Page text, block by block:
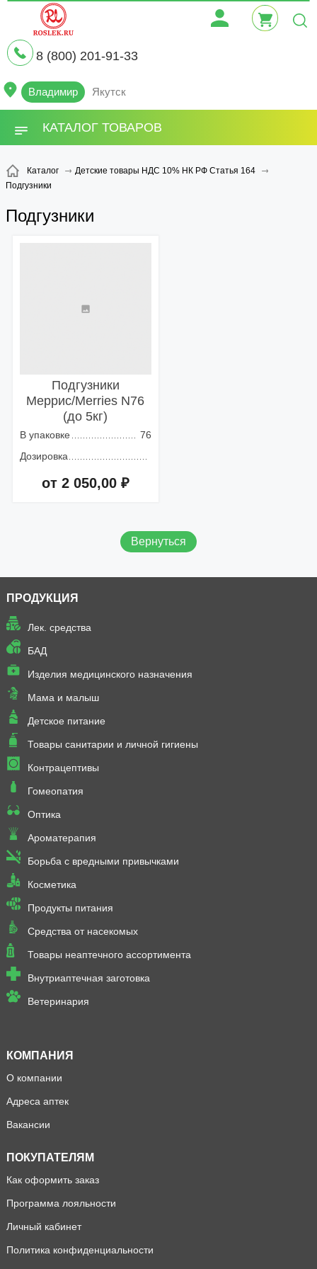
8 (800) 201-91-33
Владимир Якутск
КАТАЛОГ ТОВАРОВ
Каталог
Детские товары НДС 10% НК РФ Статья 164
Подгузники
Подгузники
Подгузники
Меррис/Merries N76
(до 5кг)
В упаковке
76
Дозировка
от 2 050,00 ₽
Вернуться
ПРОДУКЦИЯ
Лек. средства
БАД
Изделия медицинского назначения
Мама и малыш
Детское питание
Товары санитарии и личной гигиены
Контрацептивы
Гомеопатия
Оптика
Ароматерапия
Борьба с вредными привычками
Косметика
Продукты питания
Средства от насекомых
Товары неаптечного ассортимента
Внутриаптечная заготовка
Ветеринария
КОМПАНИЯ
О компании
Адреса аптек
Вакансии
ПОКУПАТЕЛЯМ
Как оформить заказ
Программа лояльности
Личный кабинет
Политика конфиденциальности